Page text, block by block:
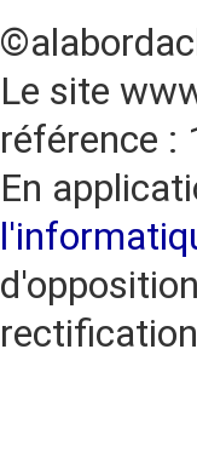
Le site
référence :
En